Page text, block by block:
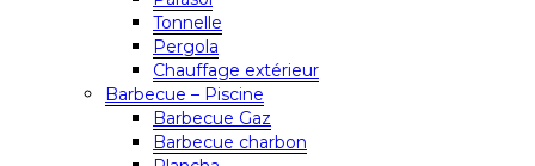
Tonnelle
Pergola
Chauffage extérieur
Barbecue – Piscine
Barbecue Gaz
Barbecue charbon